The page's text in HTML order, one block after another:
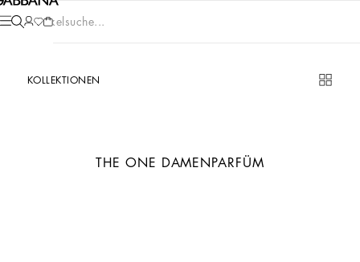
Artikelsuche...
KOLLEKTIONEN
THE ONE DAMENPARFÜM